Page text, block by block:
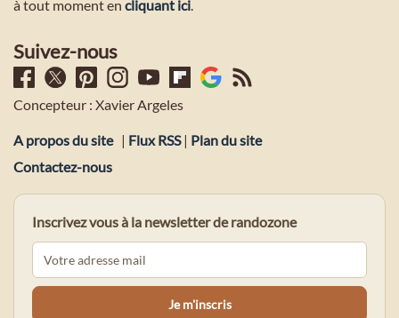
à tout moment en cliquant ici.
Suivez-nous
Concepteur : Xavier Argeles
A propos du site | Flux RSS| Plan du site
Contactez-nous
Inscrivez vous à la newsletter de randozone